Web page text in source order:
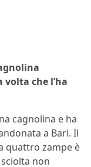
che l’ha
cagnolina e ha
a Bari. Il
quattro zampe è
non